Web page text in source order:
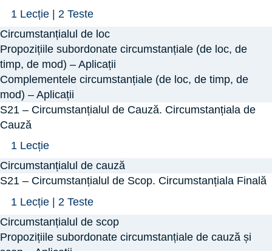
de
Circumstanțiala
de
Timp
Arată
S20
–
Circumstanțialul
de
Loc.
Circumstanțiala
de
Loc
1 Lecție | 2 Teste
Circumstanțialul de loc
Propozițiile subordonate circumstanțiale (de loc, de
timp, de mod) – Aplicații
Complementele circumstanțiale (de loc, de timp, de
mod) – Aplicații
S21 – Circumstanțialul de Cauză. Circumstanțiala de
Cauză
Arată
S21
–
Circumstanțialul
de
Circumstanțiala
de
1 Lecție
Circumstanțialul de cauză
S21 – Circumstanțialul de Scop. Circumstanțiala Finală
Arată
S21
–
Circumstanțialul
1 Lecție | 2 Teste
Circumstanțialul de scop
Propozițiile subordonate circumstanțiale de cauză și